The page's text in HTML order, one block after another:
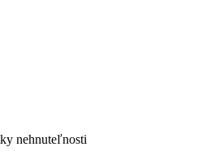
nehnuteľnosti